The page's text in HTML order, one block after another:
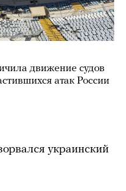
движение судов
атак России
украинский